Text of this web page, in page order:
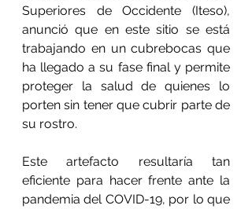
Superiores de Occidente (Iteso),
anunció que en este sitio se está
trabajando en un cubrebocas que
ha llegado a su fase final y permite
proteger la salud de quienes lo
porten sin tener que cubrir parte de
su rostro.
Este artefacto resultaría tan
eficiente para hacer frente ante la
pandemia del COVID-19, por lo que